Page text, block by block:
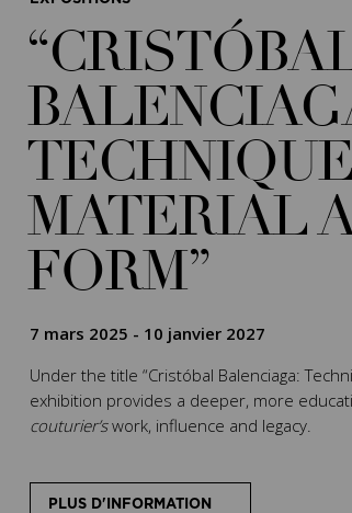
MATERIAL
FORM”
7 mars 2025 - 10 janvier 2027
Under the title “Cristóbal Balenciaga:
exhibition provides a deeper, more
couturier’swork, influence and legacy.
PLUS D'INFORMATION